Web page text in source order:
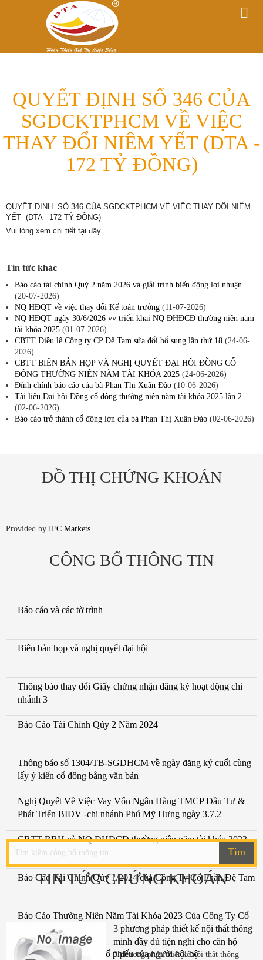
QUYẾT ĐỊNH SỐ 346 CỦA
SGDCKTPHCM VỀ VIỆC
THAY ĐỔI NIÊM YẾT (DTA -
172 TỶ ĐỒNG)
QUYẾT ĐỊNH SỐ 346 CỦA SGDCKTPHCM VỀ VIỆC THAY ĐỔI NIÊM
YẾT (DTA - 172 TỶ ĐỒNG)
Vui lòng xem chi tiết tại đây
Tin tức khác
Báo cáo tài chính Quý 2 năm 2026 và giải trình biến động lợi nhuận
(20-07-2026)
NQ HĐQT về việc thay đổi Kế toán trưởng (11-07-2026)
NQ HĐQT ngày 30/6/2026 vv triển khai NQ ĐHĐCĐ thường niên năm
tài khóa 2025 (01-07-2026)
CBTT Điều lệ Công ty CP Đệ Tam sửa đổi bổ sung lần thứ 18 (24-06-
2026)
CBTT BIÊN BẢN HỌP VÀ NGHỊ QUYẾT ĐẠI HỘI ĐỒNG CỔ
ĐÔNG THƯỜNG NIÊN NĂM TÀI KHÓA 2025 (24-06-2026)
Đính chính báo cáo của bà Phan Thị Xuân Đào (10-06-2026)
Tài liệu Đại hội Đồng cổ đông thường niên năm tài khóa 2025 lần 2
(02-06-2026)
Báo cáo trở thành cổ đông lớn của bà Phan Thị Xuân Đào (02-06-2026)
ĐỒ THỊ CHỨNG KHOÁN
Provided by IFC Markets
CÔNG BỐ THÔNG TIN
Báo cáo và các tờ trình
Biên bản họp và nghị quyết đại hội
Thông báo thay đổi Giấy chứng nhận đăng ký hoạt động chi
nhánh 3
Báo Cáo Tài Chính Qúy 2 Năm 2024
Thông báo số 1304/TB-SGDHCM về ngày đăng ký cuối cùng
lấy ý kiến cổ đông bằng văn bản
Nghị Quyết Về Việc Vay Vốn Ngân Hàng TMCP Đầu Tư &
Phát Triển BIDV -chi nhánh Phú Mỹ Hưng ngày 3.7.2
CBTT BBH và NQ ĐHĐCĐ thường niên năm tài khóa 2023
Báo Cáo Tài Chính Qúy 1/2024 của Công Ty Cổ Phần Đệ Tam
Báo Cáo Thường Niên Năm Tài Khóa 2023 Của Công Ty Cổ
Phần Đệ Tam
Báo cáo sau giao dịch cổ phiếu của người nội bộ
Tìm
TIN TỨC CHỨNG KHOÁN
3 phương pháp thiết kế nội thất thông
minh đầy đủ tiện nghi cho căn hộ
30m2
3 phương pháp thiết kế nội thất thông